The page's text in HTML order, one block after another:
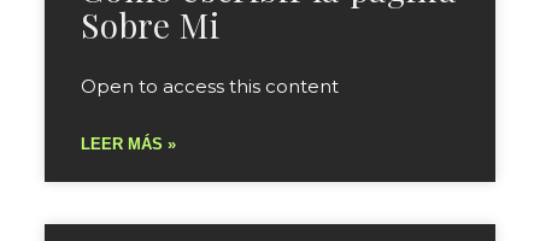
Sobre Mi
Open to access this content
LEER MÁS »